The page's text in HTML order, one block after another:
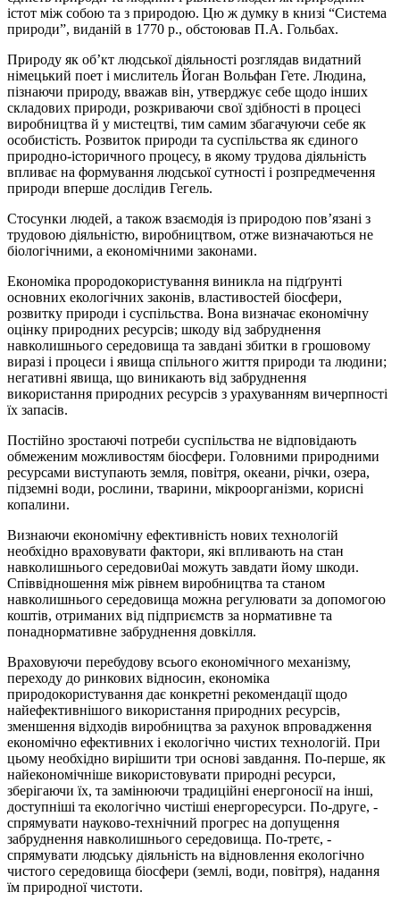
істот між собою та з природою. Цю ж думку в книзі “Система
природи”, виданій в 1770 р., обстоював П.А. Гольбах.
Природу як об’кт людської діяльності розглядав видатний
німецький поет і мислитель Йоган Вольфан Гете. Людина,
пізнаючи природу, вважав він, утверджує себе щодо інших
складових природи, розкриваючи свої здібності в процесі
виробництва й у мистецтві, тим самим збагачуючи себе як
особистість. Розвиток природи та суспільства як єдиного
природно-історичного процесу, в якому трудова діяльність
впливає на формування людської сутності і розпредмечення
природи вперше дослідив Гегель.
Стосунки людей, а також взаємодія із природою пов’язані з
трудовою діяльністю, виробництвом, отже визначаються не
біологічними, а економічними законами.
Економіка прородокористування виникла на підґрунті
основних екологічних законів, властивостей біосфери,
розвитку природи і суспільства. Вона визначає економічну
оцінку природних ресурсів; шкоду від забруднення
навколишнього середовища та завдані збитки в грошовому
виразі і процеси і явища спільного життя природи та людини;
негативні явища, що виникають від забруднення
використання природних ресурсів з урахуванням вичерпності
їх запасів.
Постійно зростаючі потреби суспільства не відповідають
обмеженим можливостям біосфери. Головними природними
ресурсами виступають земля, повітря, океани, річки, озера,
підземні води, рослини, тварини, мікроорганізми, корисні
копалини.
Визнаючи економічну ефективність нових технологій
необхідно враховувати фактори, які впливають на стан
навколишнього середови0аі можуть завдати йому шкоди.
Співвідношення між рівнем виробництва та станом
навколишнього середовища можна регулювати за допомогою
коштів, отриманих від підприємств за нормативне та
понаднормативне забруднення довкілля.
Враховуючи перебудову всього економічного механізму,
переходу до ринкових відносин, економіка
природокористування дає конкретні рекомендації щодо
найефективнішого використання природних ресурсів,
зменшення відходів виробництва за рахунок впровадження
економічно ефективних і екологічно чистих технологій. При
цьому необхідно вирішити три основі завдання. По-перше, як
найекономічніше використовувати природні ресурси,
зберігаючи їх, та замінюючи традиційні енергоносії на інші,
доступніші та екологічно чистіші енергоресурси. По-друге, -
спрямувати науково-технічний прогрес на допущення
забруднення навколишнього середовища. По-третє, -
спрямувати людську діяльність на відновлення екологічно
чистого середовища біосфери (землі, води, повітря), надання
їм природної чистоти.